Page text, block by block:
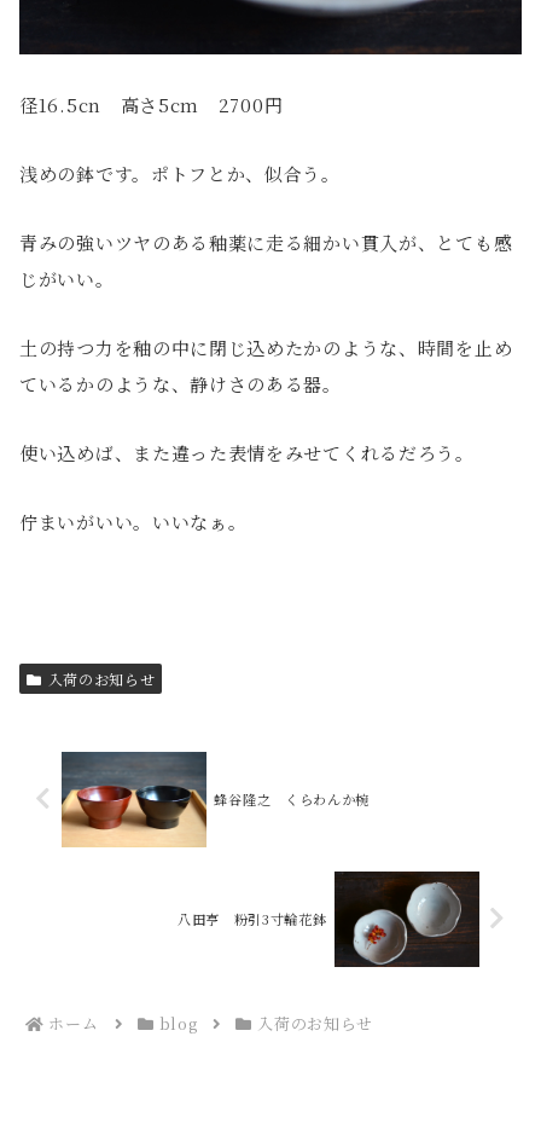
径16.5cn 高さ5cm 2700円
浅めの鉢です。ポトフとか、似合う。
青みの強いツヤのある釉薬に走る細かい貫入が、とても感
じがいい。
土の持つ力を釉の中に閉じ込めたかのような、時間を止め
ているかのような、静けさのある器。
使い込めば、また違った表情をみせてくれるだろう。
佇まいがいい。いいなぁ。
入荷のお知らせ
蜂谷隆之 くらわんか椀
八田亨 粉引3寸輪花鉢
ホーム blog 入荷のお知らせ